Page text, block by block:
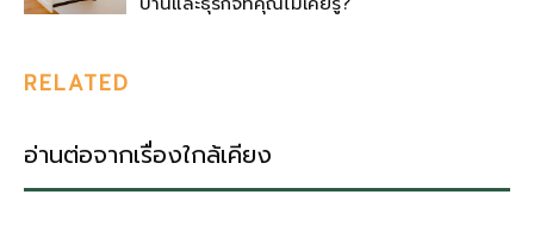
RELATED
อ่านต่อจากเรื่องใกล้เคียง